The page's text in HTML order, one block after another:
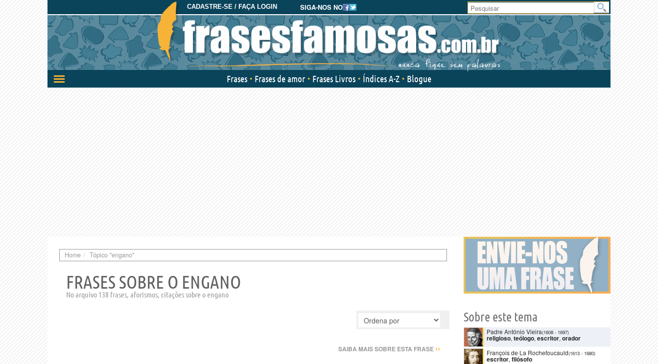
SIGA-NOS NO
CADASTRE-SE / FAÇA LOGIN
Ativar/desativar
a
Área
do
Usuário
Frases Frases de amor Frases Livros Índices A-Z Blogue
Home Tópico "engano"
FRASES SOBRE O ENGANO
No arquivo 138 frases, aforismos, citações sobre o engano
SAIBA MAIS SOBRE ESTA FRASE ››
Sobre este tema
Padre António Vieira(1608 - 1697)
religioso, teólogo, escritor, orador
François de La Rochefoucauld(1613 - 1680)
escritor, filósofo